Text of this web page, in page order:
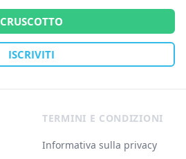
CRUSCOTTO
ISCRIVITI
TERMINI E CONDIZIONI
Informativa sulla privacy